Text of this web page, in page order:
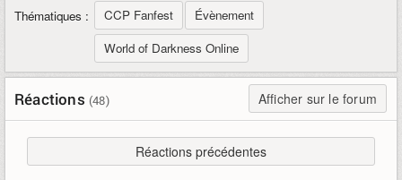
Thématiques : CCP Fanfest
Évènement
World of Darkness Online
Réactions (48) Afficher sur le forum
Réactions précédentes